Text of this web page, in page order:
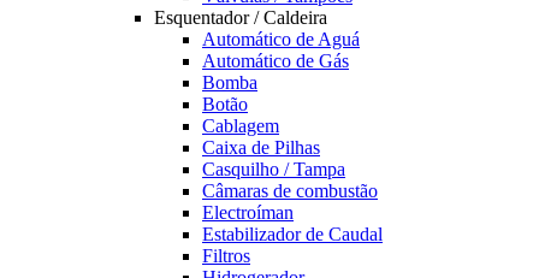
Esquentador / Caldeira
Automático de Aguá
Automático de Gás
Bomba
Botão
Cablagem
Caixa de Pilhas
Casquilho / Tampa
Câmaras de combustão
Electroíman
Estabilizador de Caudal
Filtros